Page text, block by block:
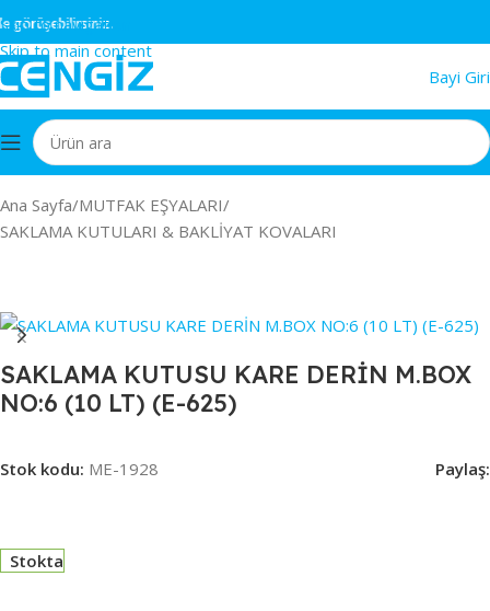
Skip to navigation
Skip to main content
Bayi
Ana Sayfa/MUTFAK EŞYALARI/
SAKLAMA KUTULARI & BAKLİYAT KOVALARI
SAKLAMA KUTUSU KARE DERİN M.BOX
NO:6 (10 LT) (E-625)
Stok kodu: ME-1928 Paylaş:
Stokta